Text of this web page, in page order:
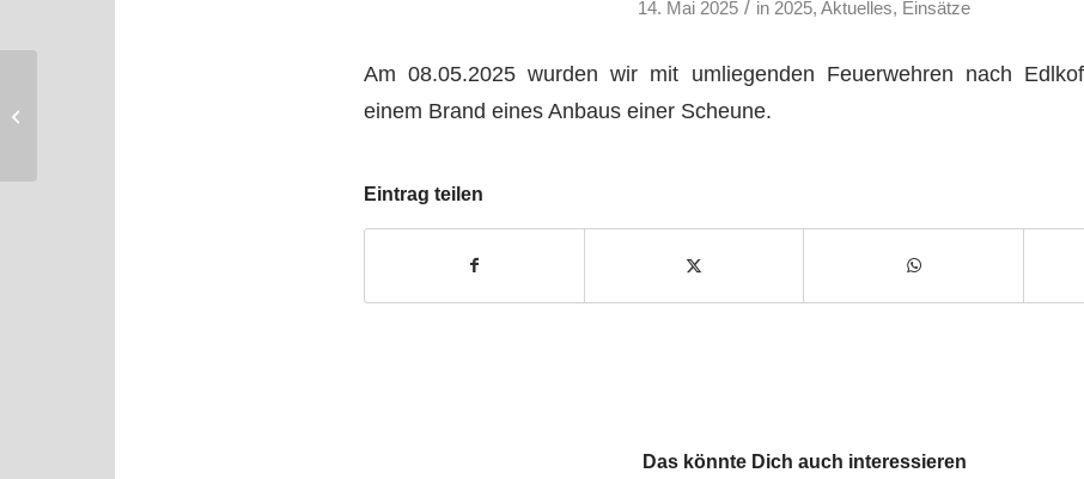
14. Mai 2025 / in 2025, Aktuelles, Einsätze
Am 08.05.2025 wurden wir mit umliegenden Feuerwehren nach
einem Brand eines Anbaus einer Scheune.
Eintrag teilen
Das könnte Dich auch interessieren